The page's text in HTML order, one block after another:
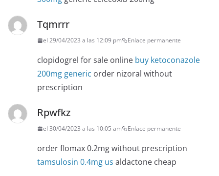
Tqmrrr
el 29/04/2023 a las 12:09 pm Enlace permanente
clopidogrel for sale online buy ketoconazole
200mg generic order nizoral without
prescription
Rpwfkz
el 30/04/2023 a las 10:05 am Enlace permanente
order flomax 0.2mg without prescription
tamsulosin 0.4mg us aldactone cheap